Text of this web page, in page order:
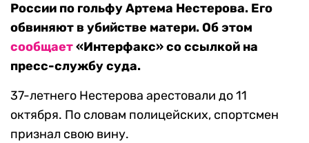
России по гольфу Артема Нестерова. Его
обвиняют в убийстве матери. Об этом
сообщает«Интерфакс» со ссылкой на
пресс-службу суда.
37-летнего Нестерова арестовали до 11
октября. По словам полицейских, спортсмен
признал свою вину.